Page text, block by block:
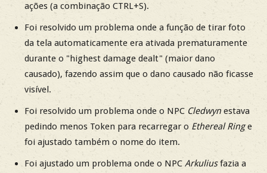
ações (a combinação CTRL+S).
Foi resolvido um problema onde a função de tirar foto
da tela automaticamente era ativada prematuramente
durante o "highest damage dealt" (maior dano
causado), fazendo assim que o dano causado não ficasse
visível.
Foi resolvido um problema onde o NPC Cledwyn estava
pedindo menos Token para recarregar o Ethereal Ringe
foi ajustado também o nome do item.
Foi ajustado um problema onde o NPC Arkuliusfazia a